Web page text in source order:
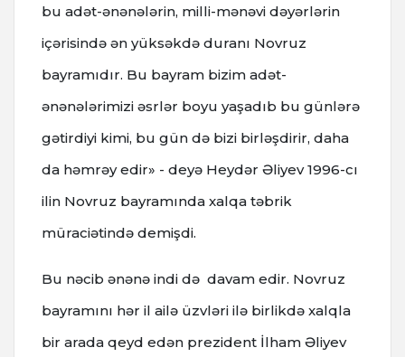
bu adət-ənənələrin, milli-mənəvi dəyərlərin
içərisində ən yüksəkdə duranı Novruz
bayramıdır. Bu bayram bizim adət-
ənənələrimizi əsrlər boyu yaşadıb bu günlərə
gətirdiyi kimi, bu gün də bizi birləşdirir, daha
da həmrəy edir» - deyə Heydər Əliyev 1996-cı
ilin Novruz bayramında xalqa təbrik
müraciətində demişdi.
Bu nəcib ənənə indi də davam edir. Novruz
bayramını hər il ailə üzvləri ilə birlikdə xalqla
bir arada qeyd edən prezident İlham Əliyev